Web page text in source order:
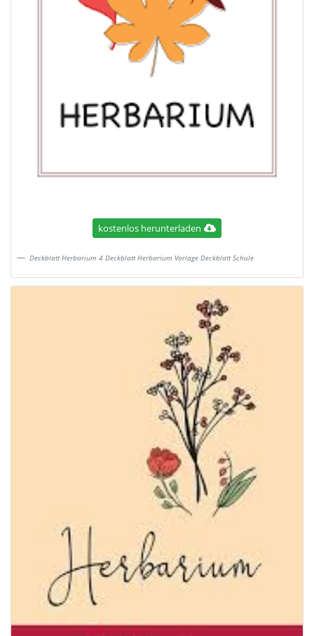
kostenlos herunterladen
Deckblatt Herbarium 4 Deckblatt Herbarium Vorlage Deckblatt Schule